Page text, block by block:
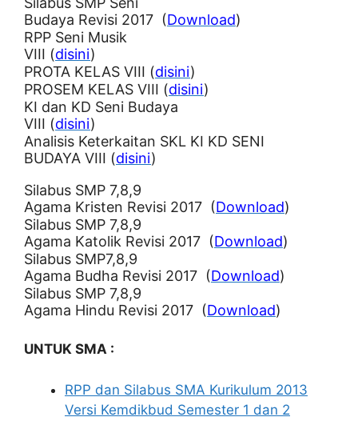
Budaya Revisi 2017 (Download)
RPP Seni Musik
VIII (disini)
PROTA KELAS VIII (disini)
PROSEM KELAS VIII (disini)
KI dan KD Seni Budaya
VIII (disini)
Analisis Keterkaitan SKL KI KD SENI
BUDAYA VIII (disini)
Silabus SMP 7,8,9
Agama Kristen Revisi 2017 (Download)
Silabus SMP 7,8,9
Agama Katolik Revisi 2017 (Download)
Silabus SMP7,8,9
Agama Budha Revisi 2017 (Download)
Silabus SMP 7,8,9
Agama Hindu Revisi 2017 (Download)
UNTUK SMA :
RPP dan Silabus SMA Kurikulum 2013
Versi Kemdikbud Semester 1 dan 2